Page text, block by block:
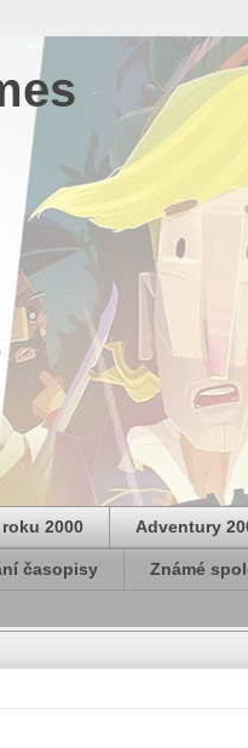
2000 Adventury
časopisy Známé